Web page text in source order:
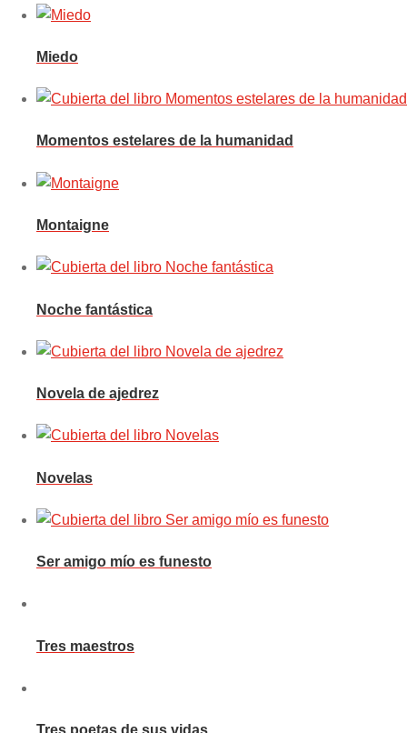
Miedo
Momentos estelares de la humanidad
Montaigne
Noche fantástica
Novela de ajedrez
Novelas
Ser amigo mío es funesto
Tres maestros